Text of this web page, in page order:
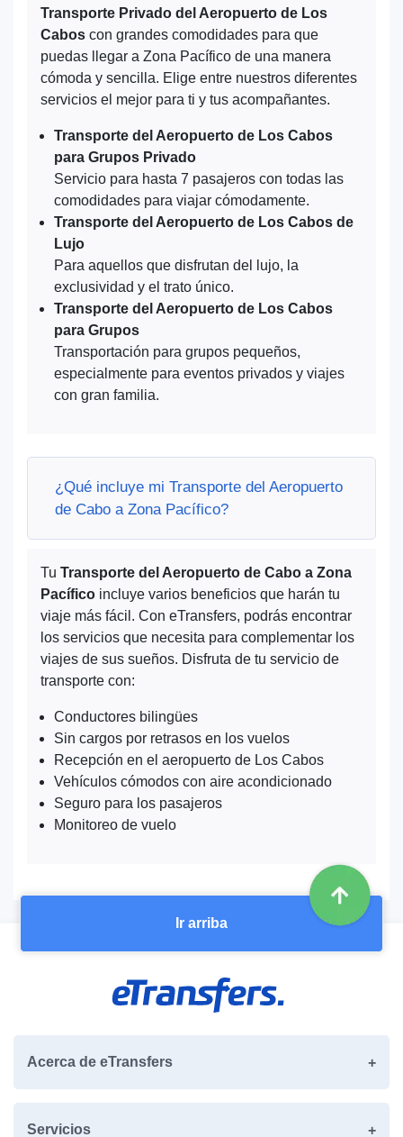
Transporte Privado del Aeropuerto de Los
Cabos con grandes comodidades para que
puedas llegar a Zona Pacífico de una manera
cómoda y sencilla. Elige entre nuestros diferentes
servicios el mejor para ti y tus acompañantes.
Transporte del Aeropuerto de Los Cabos
para Grupos Privado
Servicio para hasta 7 pasajeros con todas las
comodidades para viajar cómodamente.
Transporte del Aeropuerto de Los Cabos de
Lujo
Para aquellos que disfrutan del lujo, la
exclusividad y el trato único.
Transporte del Aeropuerto de Los Cabos
para Grupos
Transportación para grupos pequeños,
especialmente para eventos privados y viajes
con gran familia.
¿Qué incluye mi Transporte del Aeropuerto
de Cabo a Zona Pacífico?
Tu Transporte del Aeropuerto de Cabo a Zona
Pacífico incluye varios beneficios que harán tu
viaje más fácil. Con eTransfers, podrás encontrar
los servicios que necesita para complementar los
viajes de sus sueños. Disfruta de tu servicio de
transporte con:
Conductores bilingües
Sin cargos por retrasos en los vuelos
Recepción en el aeropuerto de Los Cabos
Vehículos cómodos con aire acondicionado
Seguro para los pasajeros
Monitoreo de vuelo
Ir arriba
Acerca de eTransfers
Servicios